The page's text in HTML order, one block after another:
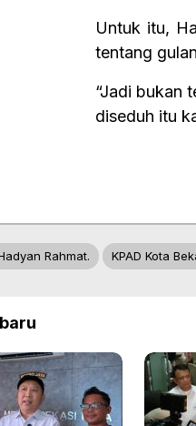
Untuk itu,
tentang
“Jadi bukan
diseduh itu
Rahmat. KPAD Kota